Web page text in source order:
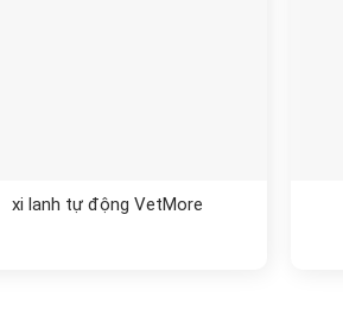
xi lanh tự động VetMore